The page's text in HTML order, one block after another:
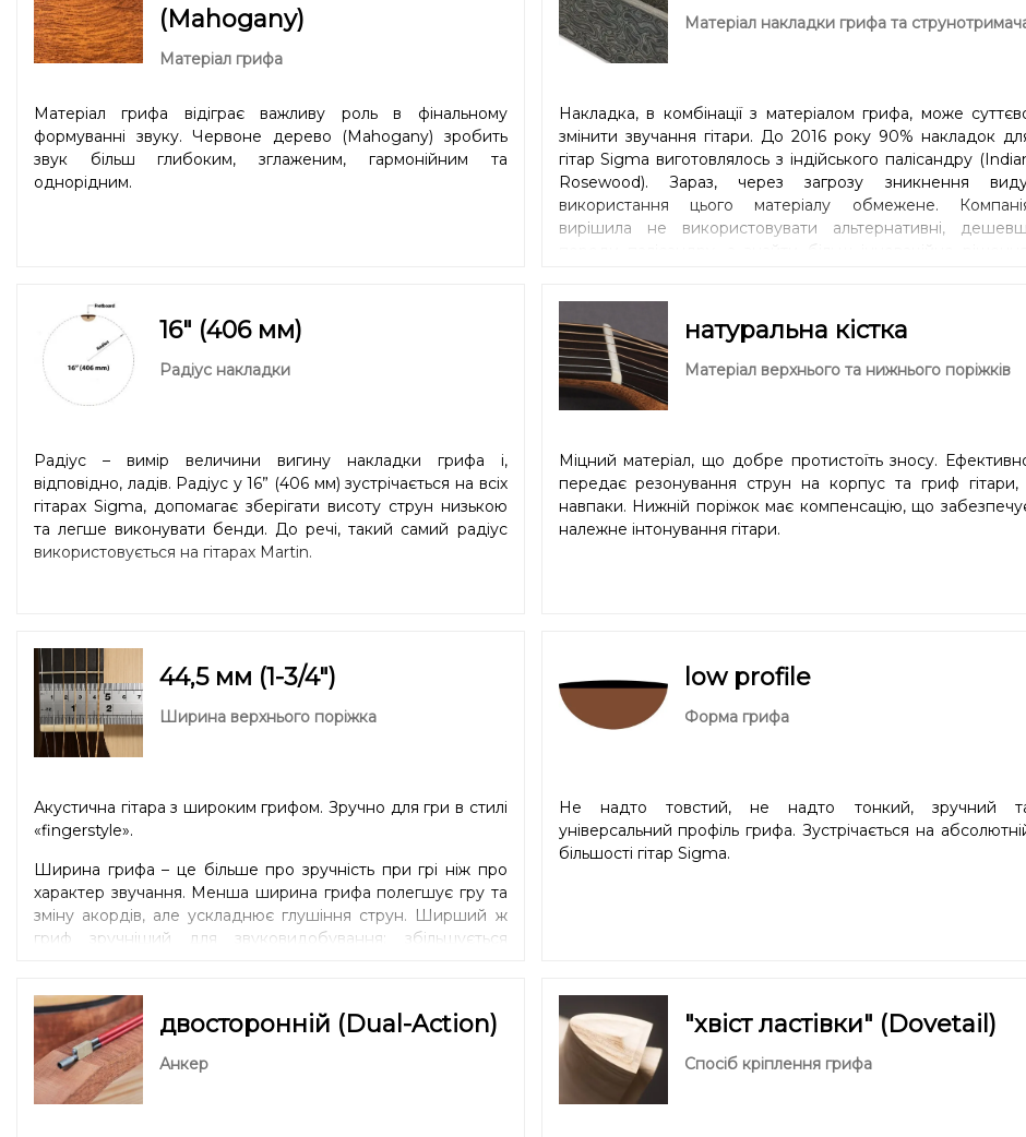
пальцями в стилі «fingerstyle». Ситхінська ялина – особистий
фаворит голови компанії Sigma, Ґюнтера Лютца.
(Mahogany)
Матеріал грифа
Матеріал грифа відіграє важливу роль в фінальному
формуванні звуку. Червоне дерево (Mahogany) зробить
звук більш глибоким, зглаженим, гармонійним та
однорідним.
Матеріал накладки грифа та
Накладка, в комбінації з матеріалом грифа, може
змінити звучання гітари. До 2016 року 90% накладок
гітар Sigma виготовлялось з індійського палісандру
Rosewood). Зараз, через загрозу зникнення
використання цього матеріалу обмежене.
вирішила не використовувати альтернативні,
використовувати мікарту (Micarta), композитний матеріал,
дуже схожий за звуковими характеристиками на чорне
дерево (Ebony), але значно стійкіший до перепадів
температури та вологості ніж традиційна деревина. Різке,
яскраве звучання додать розбірливості кожній ноті.
Міцність накладки також покращує стабільність геометрії
16" (406 мм)
Радіус накладки
Радіус – вимір величини вигину накладки грифа і,
відповідно, ладів. Радіус у 16” (406 мм) зустрічається на всіх
гітарах Sigma, допомагає зберігати висоту струн низькою
та легше виконувати бенди. До речі, такий самий радіус
використовується на гітарах Martin.
натуральна кістка
Матеріал верхнього та нижнього поріжків
Міцний матеріал, що добре протистоїть зносу.
передає резонування струн на корпус та гриф гітари,
навпаки. Нижній поріжок має компенсацію, що
належне інтонування гітари.
44,5 мм (1-3/4″)
Ширина верхнього поріжка
Акустична гітара з широким грифом. Зручно для гри в стилі
«fingerstyle».
Ширина грифа – це більше про зручність при грі ніж про
характер звучання. Менша ширина грифа полегшує гру та
зміну акордів, але ускладнює глушіння струн. Ширший ж
гриф зручніший для звуковидобування: збільшується
тонкими пальцями, а більший – навпаки.
low profile
Форма грифа
Не надто товстий, не надто тонкий, зручний
універсальний профіль грифа. Зустрічається на
більшості гітар Sigma.
двосторонній (Dual-Action)
Анкер
"хвіст ластівки" (Dovetail)
Спосіб кріплення грифа